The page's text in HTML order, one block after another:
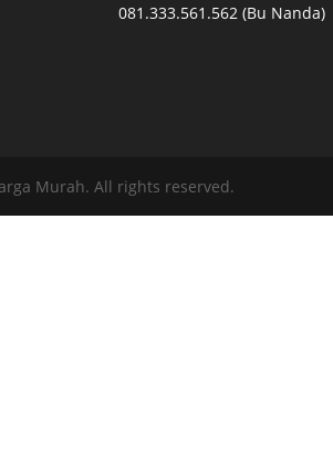
081.333.561.562 (Bu Nanda)
Murah. All rights reserved.